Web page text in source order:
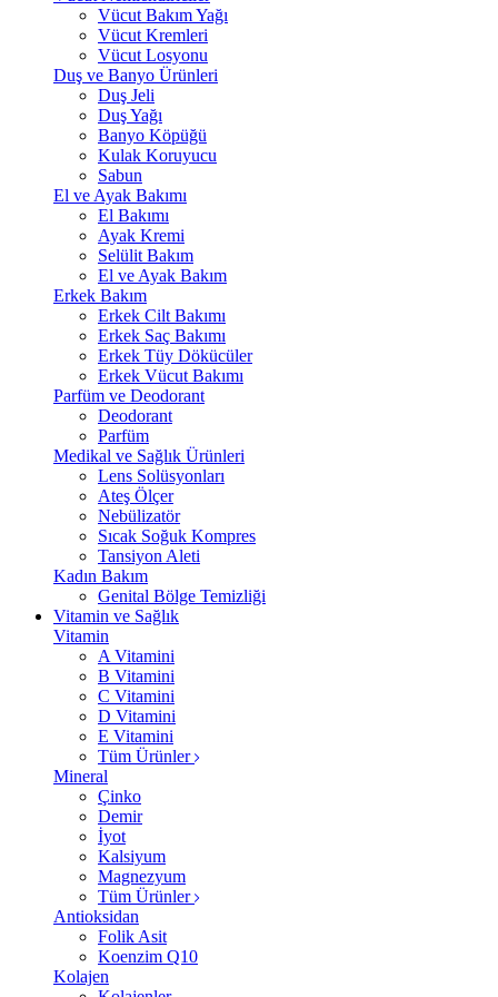
Vücut Bakım Yağı
Vücut Kremleri
Vücut Losyonu
Duş ve Banyo Ürünleri
Duş Jeli
Duş Yağı
Banyo Köpüğü
Kulak Koruyucu
Sabun
El ve Ayak Bakımı
El Bakımı
Ayak Kremi
Selülit Bakım
El ve Ayak Bakım
Erkek Bakım
Erkek Cilt Bakımı
Erkek Saç Bakımı
Erkek Tüy Dökücüler
Erkek Vücut Bakımı
Parfüm ve Deodorant
Deodorant
Parfüm
Medikal ve Sağlık Ürünleri
Lens Solüsyonları
Ateş Ölçer
Nebülizatör
Sıcak Soğuk Kompres
Tansiyon Aleti
Kadın Bakım
Genital Bölge Temizliği
Vitamin ve Sağlık
Vitamin
A Vitamini
B Vitamini
C Vitamini
D Vitamini
E Vitamini
Tüm Ürünler
Mineral
Çinko
Demir
İyot
Kalsiyum
Magnezyum
Tüm Ürünler
Antioksidan
Folik Asit
Koenzim Q10
Kolajen